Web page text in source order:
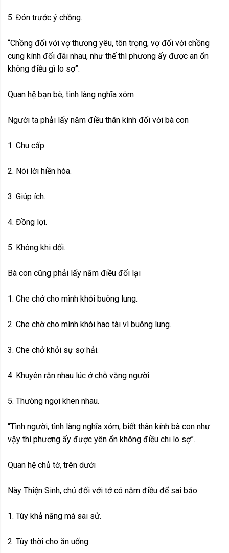
5. Đón trước ý chồng.
“Chồng đối với vợ thương yêu, tôn trọng, vợ đối với chồng
cung kính đối đãi nhau, như thế thì phương ấy được an ổn
không điều gì lo sợ”.
Quan hệ bạn bè, tình làng nghĩa xóm
Người ta phải lấy năm điều thân kính đối với bà con
1. Chu cấp.
2. Nói lời hiền hòa.
3. Giúp ích.
4. Đồng lợi.
5. Không khi dối.
Bà con cũng phải lấy năm điều đối lại
1. Che chở cho mình khỏi buông lung.
2. Che chờ cho mình khòi hao tài vì buông lung.
3. Che chở khỏi sự sợ hải.
4. Khuyên răn nhau lúc ở chỗ vắng người.
5. Thường ngợi khen nhau.
“Tình người, tình làng nghĩa xóm, biết thân kính bà con như
vậy thì phương ấy được yên ổn không điều chi lo sợ”.
Quan hệ chủ tớ, trên dưới
Này Thiện Sinh, chủ đối với tớ có năm điều để sai bảo
1. Tùy khả năng mà sai sử.
2. Tùy thời cho ăn uống.